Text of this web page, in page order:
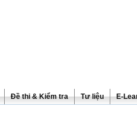
Đề thi & Kiểm tra Tư liệu E-